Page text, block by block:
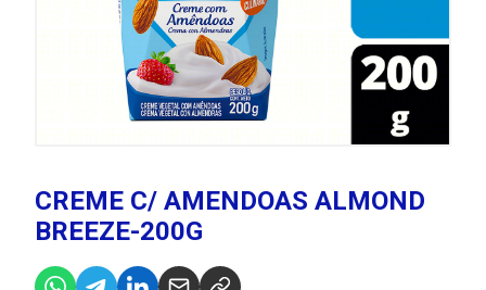
CREME C/ AMENDOAS ALMOND
BREEZE-200G